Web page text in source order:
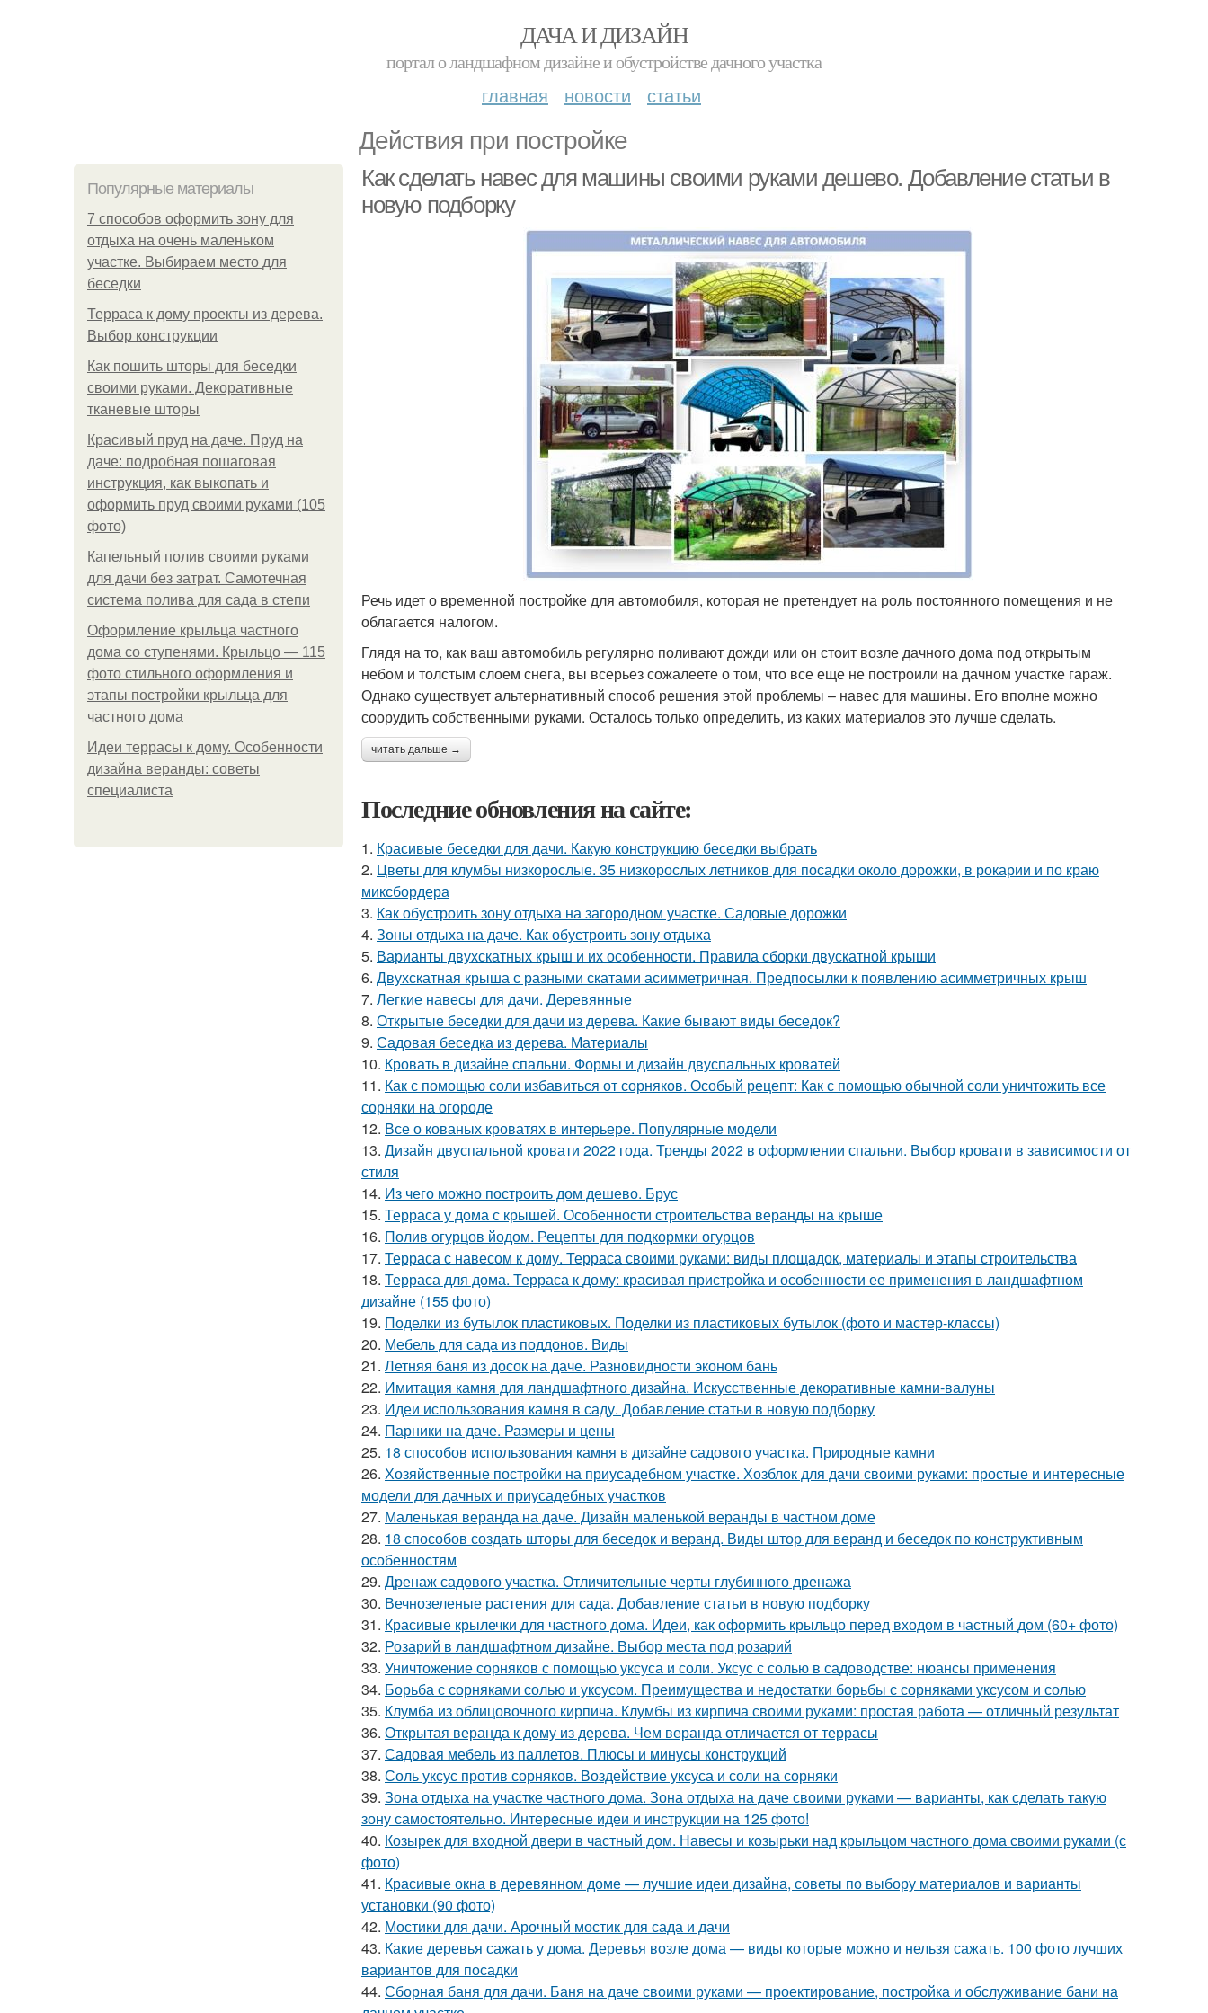
ДАЧА И ДИЗАЙН
портал о ландшафном дизайне и обустройстве дачного участка
главная новости статьи
Действия при постройке
Популярные материалы
7 способов оформить зону для
отдыха на очень маленьком
участке. Выбираем место для
беседки
Терраса к дому проекты из дерева.
Выбор конструкции
Как пошить шторы для беседки
своими руками. Декоративные
тканевые шторы
Красивый пруд на даче. Пруд на
даче: подробная пошаговая
инструкция, как выкопать и
оформить пруд своими руками (105
фото)
Капельный полив своими руками
для дачи без затрат. Самотечная
система полива для сада в степи
Оформление крыльца частного
дома со ступенями. Крыльцо — 115
фото стильного оформления и
этапы постройки крыльца для
частного дома
Идеи террасы к дому. Особенности
дизайна веранды: советы
специалиста
Как сделать навес для машины своими руками дешево. Добавление статьи в
новую подборку
Речь идет о временной постройке для автомобиля, которая не претендует на роль постоянного помещения и не
облагается налогом.
Глядя на то, как ваш автомобиль регулярно поливают дожди или он стоит возле дачного дома под открытым
небом и толстым слоем снега, вы всерьез сожалеете о том, что все еще не построили на дачном участке гараж.
Однако существует альтернативный способ решения этой проблемы – навес для машины. Его вполне можно
соорудить собственными руками. Осталось только определить, из каких материалов это лучше сделать.
читать дальше →
Последние обновления на сайте:
1. Красивые беседки для дачи. Какую конструкцию беседки выбрать
2. Цветы для клумбы низкорослые. 35 низкорослых летников для посадки около дорожки, в рокарии и по краю
миксбордера
3. Как обустроить зону отдыха на загородном участке. Садовые дорожки
4. Зоны отдыха на даче. Как обустроить зону отдыха
5. Варианты двухскатных крыш и их особенности. Правила сборки двускатной крыши
6. Двухскатная крыша с разными скатами асимметричная. Предпосылки к появлению асимметричных крыш
7. Легкие навесы для дачи. Деревянные
8. Открытые беседки для дачи из дерева. Какие бывают виды беседок?
9. Садовая беседка из дерева. Материалы
10. Кровать в дизайне спальни. Формы и дизайн двуспальных кроватей
11. Как с помощью соли избавиться от сорняков. Особый рецепт: Как с помощью обычной соли уничтожить все
сорняки на огороде
12. Все о кованых кроватях в интерьере. Популярные модели
13. Дизайн двуспальной кровати 2022 года. Тренды 2022 в оформлении спальни. Выбор кровати в зависимости от
стиля
14. Из чего можно построить дом дешево. Брус
15. Терраса у дома с крышей. Особенности строительства веранды на крыше
16. Полив огурцов йодом. Рецепты для подкормки огурцов
17. Терраса с навесом к дому. Терраса своими руками: виды площадок, материалы и этапы строительства
18. Терраса для дома. Терраса к дому: красивая пристройка и особенности ее применения в ландшафтном
дизайне (155 фото)
19. Поделки из бутылок пластиковых. Поделки из пластиковых бутылок (фото и мастер-классы)
20. Мебель для сада из поддонов. Виды
21. Летняя баня из досок на даче. Разновидности эконом бань
22. Имитация камня для ландшафтного дизайна. Искусственные декоративные камни-валуны
23. Идеи использования камня в саду. Добавление статьи в новую подборку
24. Парники на даче. Размеры и цены
25. 18 способов использования камня в дизайне садового участка. Природные камни
26. Хозяйственные постройки на приусадебном участке. Хозблок для дачи своими руками: простые и интересные
модели для дачных и приусадебных участков
27. Маленькая веранда на даче. Дизайн маленькой веранды в частном доме
28. 18 способов создать шторы для беседок и веранд. Виды штор для веранд и беседок по конструктивным
особенностям
29. Дренаж садового участка. Отличительные черты глубинного дренажа
30. Вечнозеленые растения для сада. Добавление статьи в новую подборку
31. Красивые крылечки для частного дома. Идеи, как оформить крыльцо перед входом в частный дом (60+ фото)
32. Розарий в ландшафтном дизайне. Выбор места под розарий
33. Уничтожение сорняков с помощью уксуса и соли. Уксус с солью в садоводстве: нюансы применения
34. Борьба с сорняками солью и уксусом. Преимущества и недостатки борьбы с сорняками уксусом и солью
35. Клумба из облицовочного кирпича. Клумбы из кирпича своими руками: простая работа — отличный результат
36. Открытая веранда к дому из дерева. Чем веранда отличается от террасы
37. Садовая мебель из паллетов. Плюсы и минусы конструкций
38. Соль уксус против сорняков. Воздействие уксуса и соли на сорняки
39. Зона отдыха на участке частного дома. Зона отдыха на даче своими руками — варианты, как сделать такую
зону самостоятельно. Интересные идеи и инструкции на 125 фото!
40. Козырек для входной двери в частный дом. Навесы и козырьки над крыльцом частного дома своими руками (с
фото)
41. Красивые окна в деревянном доме — лучшие идеи дизайна, советы по выбору материалов и варианты
установки (90 фото)
42. Мостики для дачи. Арочный мостик для сада и дачи
43. Какие деревья сажать у дома. Деревья возле дома — виды которые можно и нельзя сажать. 100 фото лучших
вариантов для посадки
44. Сборная баня для дачи. Баня на даче своими руками — проектирование, постройка и обслуживание бани на